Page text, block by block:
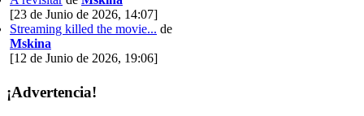
[23 de Junio de 2026, 14:07]
Streaming killed the movie... de
Mskina
[12 de Junio de 2026, 19:06]
¡Advertencia!